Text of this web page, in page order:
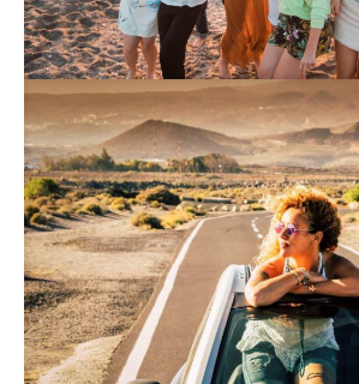
Voyages de groupe